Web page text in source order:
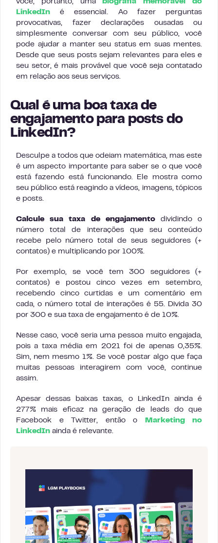
você, portanto, uma
biografia memorável do
LinkedIn é essencial. Ao fazer perguntas
provocativas, fazer declarações ousadas ou
simplesmente conversar com seu público, você
pode ajudar a manter seu status em suas mentes.
Desde que seus posts sejam relevantes para eles e
seu setor, é mais provável que você seja contatado
em relação aos seus serviços.
Qual é uma boa taxa de
engajamento para posts do
LinkedIn?
Desculpe a todos que odeiam matemática, mas este
é um aspecto importante para saber se o que você
está fazendo está funcionando. Ele mostra como
seu público está reagindo a vídeos, imagens, tópicos
e posts.
Calcule sua taxa de engajamentodividindo o
número total de interações que seu conteúdo
recebe pelo número total de seus seguidores (+
contatos) e multiplicando por 100%.
Por exemplo, se você tem 300 seguidores (+
contatos) e postou cinco vezes em setembro,
recebendo cinco curtidas e um comentário em
cada, o número total de interações é 55. Divida 30
por 300 e sua taxa de engajamento é de 10%.
Nesse caso, você seria uma pessoa muito engajada,
pois a taxa média em 2021 foi de apenas 0,35%.
Sim, nem mesmo 1%. Se você postar algo que faça
muitas pessoas interagirem com você, continue
assim.
Apesar dessas baixas taxas, o LinkedIn ainda é
277% mais eficaz na geração de leads do que
Facebook e Twitter, então o
Marketing no
LinkedIn ainda é relevante.